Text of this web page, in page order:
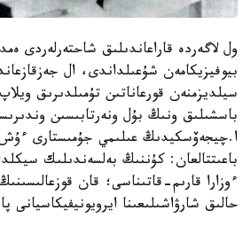
ول لاگەردە قاراعاندىلىق شاحتەرلەردى
بيوفيزيكامەن شۇعىلداندى، ال
سيلديزمنەن قورعاناتىن تۇمىلدىرىق
باسشىلىق ونىڭ بۇل ونەرتابىسىن
ا.چيجەۆسكيدىڭ عىلىمي جۇمىستارى ءۇش
باعىتتالعان: كۇننىڭ بەلسەندىلىك
ءوزارا قارىم-قاتىناسى؛ قان
حالىق شارۋاشىلىعىنا ايرويونيفيكاسيانى